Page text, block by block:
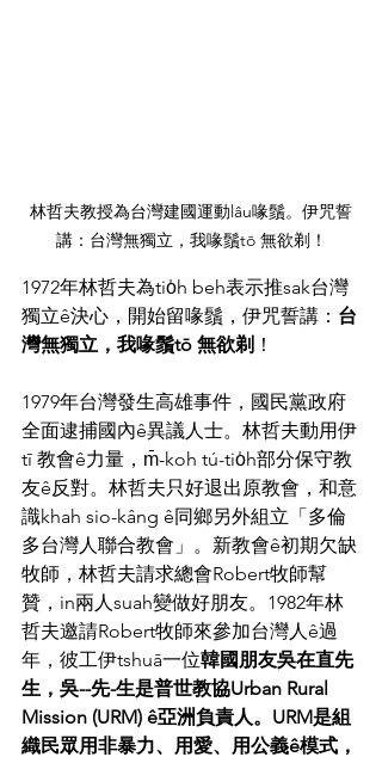
林哲夫教授為台灣建國運動lâu喙鬚。伊咒誓
講：台灣無獨立，我喙鬚tō 無欲剃！
1972年林哲夫為tio̍h beh表示推sak台灣
獨立ê決心，開始留喙鬚，伊咒誓講： 台
灣無獨立，我喙鬚tō 無欲剃 ！
1979年台灣發生高雄事件，國民黨政府
全面逮捕國內ê異議人士。林哲夫動用伊
tī 教會ê力量，m̄-koh tú-tio̍h部分保守教
友ê反對。林哲夫只好退出原教會，和意
識khah sio-kâng ê同鄉另外組立「多倫
多台灣人聯合教會」。新教會ê初期欠缺
牧師，林哲夫請求總會Robert牧師幫
贊，in兩人suah變做好朋友。1982年林
哲夫邀請Robert牧師來參加台灣人ê過
年，彼工伊tshuā一位韓國朋友吳在直先
生，吳--先-生是普世教協Urban Rural
Mission (URM) ê亞洲負責人。URM是組
織民眾用非暴力、用愛、用公義ê模式，